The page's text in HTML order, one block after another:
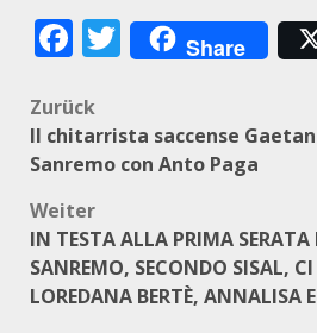
Facebook
Twitter
Share
Beitragsnavigation
Zurück
Il chitarrista saccense
Sanremo con Anto Paga
Weiter
IN TESTA ALLA PRIMA SERATA
SANREMO, SECONDO SISAL,
LOREDANA BERTÈ, ANNALISA